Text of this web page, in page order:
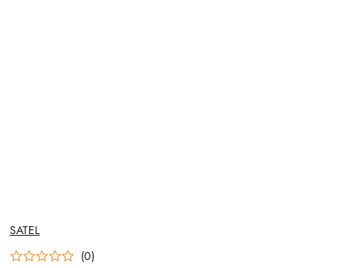
NAZWA
PRODUCENTA:
SATEL
(0)